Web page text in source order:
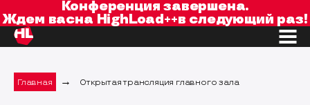
Конференция завершена.
Ждем васна HighLoad++в следующий раз!
Главная → Открытая трансляция главного зала